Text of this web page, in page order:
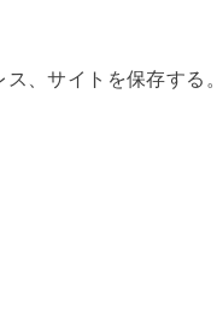
、サイトを保存する。